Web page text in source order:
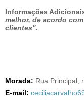
Informações
melhor, de acordo
clientes".
Morada: Rua Principal,
E-mail: